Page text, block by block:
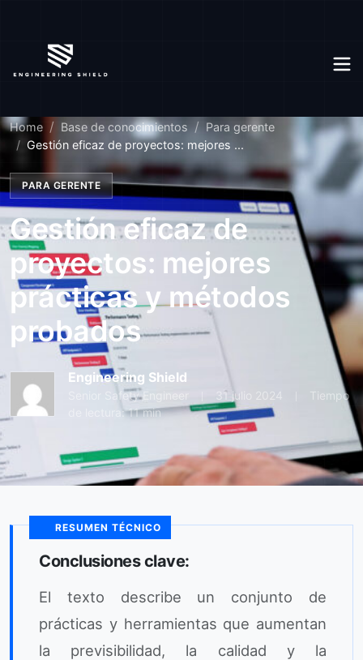
Home Base de conocimientos
Para gerente
Gestión eficaz de proyectos: mejores ...
PARA GERENTE
Gestión eficaz de
proyectos: mejores
prácticas y métodos
probados
Engineering Shield
Senior Safety Engineer 31 julio 2024
Tiempo
de lectura: 11 min
RESUMEN TÉCNICO
Conclusiones clave:
El texto describe un conjunto de
prácticas y herramientas que aumentan
la previsibilidad, la calidad y la